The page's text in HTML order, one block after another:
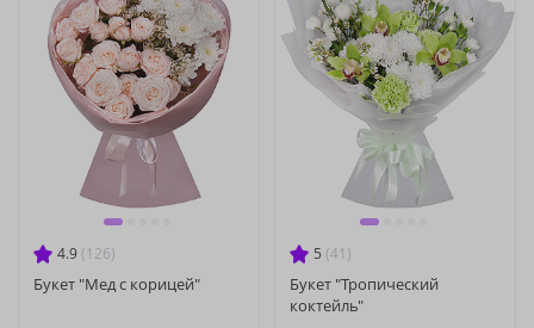
4.9 (126)
Букет "Мед с корицей"
5 (41)
Букет "Тропический
коктейль"